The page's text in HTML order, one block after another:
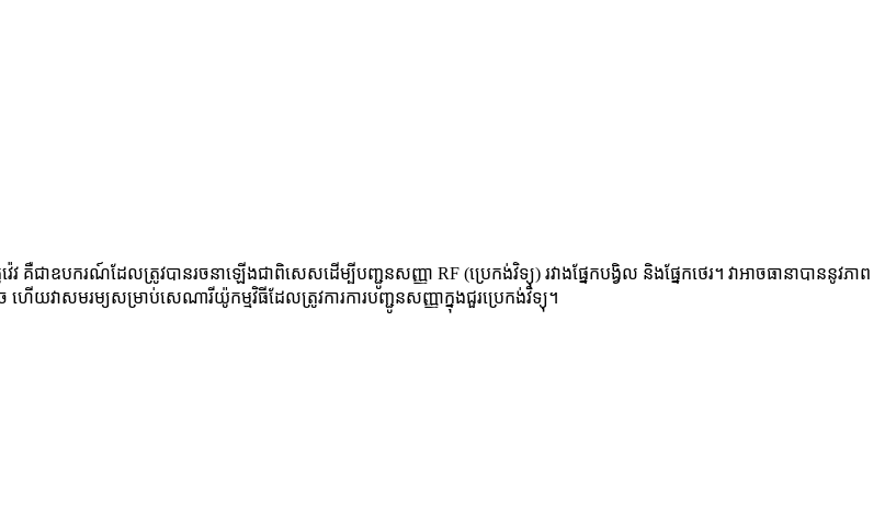
គឺជាឧបករណ៍ដែលត្រូវបានរចនាឡើងជាពិសេសដើម្បីបញ្ជូនសញ្ញា RF (ប្រេកង់វិទ្យុ) រវាងផ្នែកបង្វិល និងផ្នែកថេរ។ វាអាចធានាបាននូវភាព
យវាសមរម្យសម្រាប់សេណារីយ៉ូកម្មវិធីដែលត្រូវការការបញ្ជូនសញ្ញាក្នុងជួរប្រេកង់វិទ្យុ។